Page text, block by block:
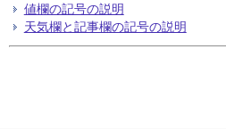
値欄の記号の説明
天気欄と記事欄の記号の説明